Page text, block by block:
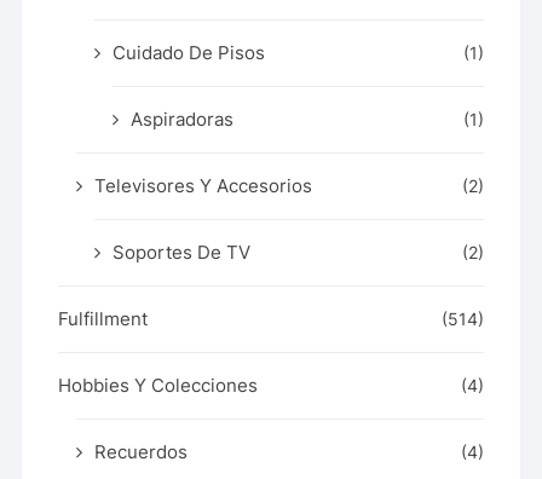
Cuidado De Pisos (1)
Aspiradoras (1)
Televisores Y Accesorios (2)
Soportes De TV (2)
Fulfillment (514)
Hobbies Y Colecciones (4)
Recuerdos (4)